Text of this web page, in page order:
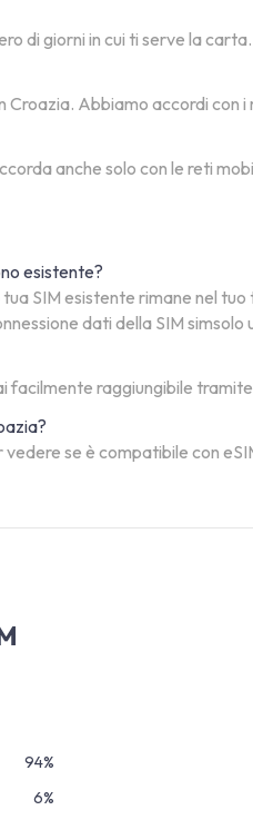
di giorni in cui ti serve la
Croazia. Abbiamo accordi
anche solo con le reti
esistente?
SIM esistente rimane nel
dati della SIM simsolo
facilmente raggiungibile
se è compatibile con
94%
6%